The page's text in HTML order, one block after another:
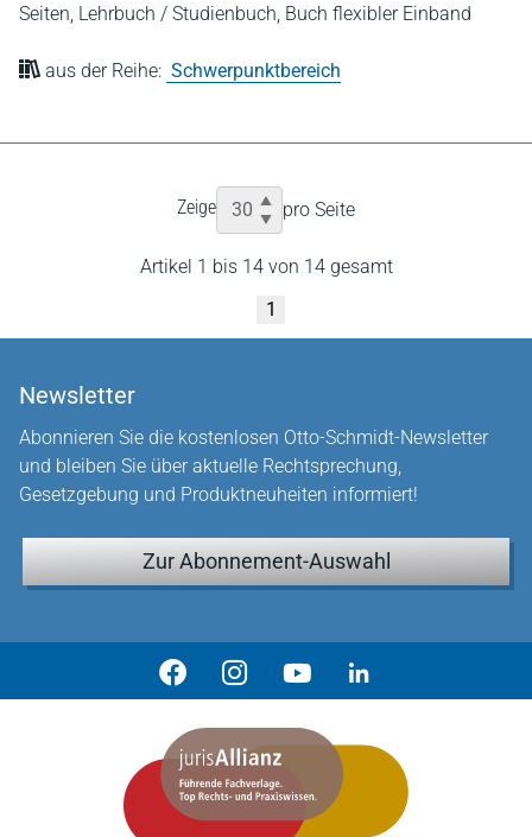
Seiten, Lehrbuch / Studienbuch, Buch flexibler Einband
aus der Reihe: Schwerpunktbereich
Zeige pro Seite
Artikel 1 bis 14 von 14 gesamt
1
Newsletter
Abonnieren Sie die kostenlosen Otto-Schmidt-Newsletter
und bleiben Sie über aktuelle Rechtsprechung,
Gesetzgebung und Produktneuheiten informiert!
Zur Abonnement-Auswahl